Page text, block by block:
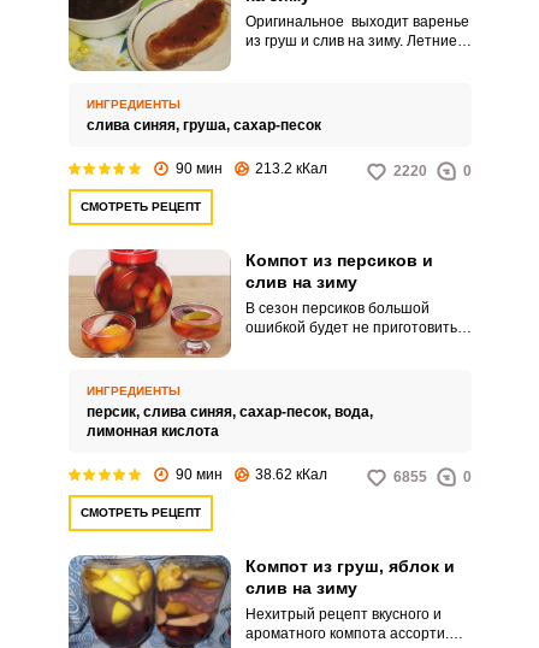
Оригинальное выходит варенье
из груш и слив на зиму. Летние
ИНГРЕДИЕНТЫ
слива синяя, груша, сахар-песок
90 мин 213.2 кКал 2220 0
СМОТРЕТЬ РЕЦЕПТ
Компот из персиков и
слив на зиму
В сезон персиков большой
ошибкой будет не приготовить
это очень быстро.
ИНГРЕДИЕНТЫ
персик, слива синяя, сахар-песок, вода,
лимонная кислота
90 мин 38.62 кКал 6855 0
СМОТРЕТЬ РЕЦЕПТ
Компот из груш, яблок и
слив на зиму
Нехитрый рецепт вкусного и
ароматного компота ассорти.